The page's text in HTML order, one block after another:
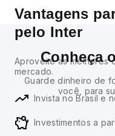
Vantagens
pelo Inter
Aproveite as melhores
mercado.
Invista no Brasil e
Investimentos a
Conheça
Guarde dinheiro de
você, para